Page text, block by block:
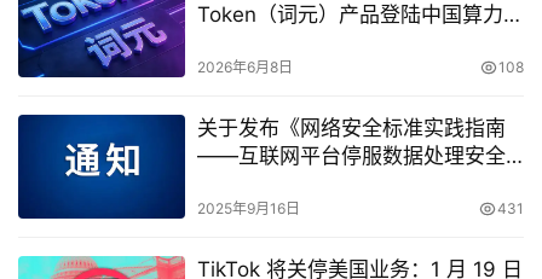
Token（词元）产品登陆中国算力平
2026年6月8日 108
关于发布《网络安全标准实践指南
——互联网平台停服数据处理安全
2025年9月16日 431
TikTok 将关停美国业务：1 月 19 日